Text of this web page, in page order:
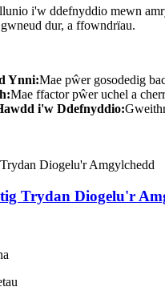
i'w ddefnyddio mewn
dur, a ffowndrïau.
Ynni:Mae pŵer gosodedig
Mae ffactor pŵer uchel a
i'w Ddefnyddio:
Trydan Diogelu'r